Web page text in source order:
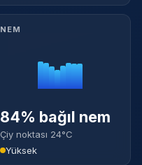
NEM
84% bağıl nem
Çiy noktası 24°C
Yüksek